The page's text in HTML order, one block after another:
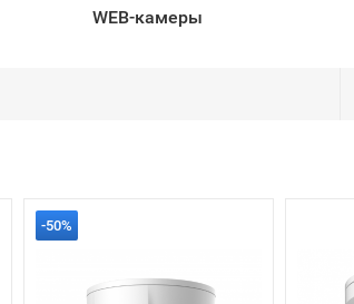
WEB-камеры
-50%